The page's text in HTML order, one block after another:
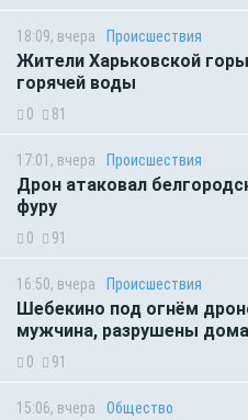
18:09, вчера Происшествия
Жители Харьковской
горячей воды
0 81
17:01, вчера Происшествия
Дрон атаковал
фуру
0 91
16:50, вчера Происшествия
Шебекино под огнём
мужчина, разрушены
0 91
15:06, вчера Общество